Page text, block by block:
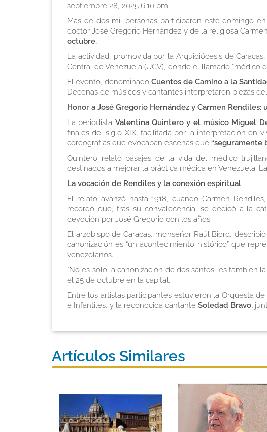
septiembre 28, 2025 6:10 pm
Más de dos mil personas participaron este domingo
doctor José Gregorio Hernández y de la religiosa
octubre.
La actividad, promovida por la Arquidiócesis de
Central de Venezuela (UCV), donde el llamado “médico
El evento, denominado Cuentos de Camino a la
Decenas de músicos y cantantes interpretaron piezas
Honor a José Gregorio Hernández y Carmen Rendiles:
La periodista Valentina Quintero y el músico Miguel
finales del siglo XIX, facilitada por la interpretación en
coreografías que evocaban escenas que “seguramente
Quintero relató pasajes de la vida del médico
destinados a mejorar la práctica médica en Venezuela.
La vocación de Rendiles y la conexión espiritual
El relato avanzó hasta 1918, cuando Carmen
recordó que, tras su convalecencia, se dedicó a la
devoción por José Gregorio con los años.
El arzobispo de Caracas, monseñor Raúl Biord,
canonización es “un acontecimiento histórico” que
venezolanos.
“No es solo la canonización de dos santos, es también
el 25 de octubre en la capital.
Entre los artistas participantes estuvieron la Orquesta
e Infantiles, y la reconocida cantante Soledad Bravo,
Artículos Similares